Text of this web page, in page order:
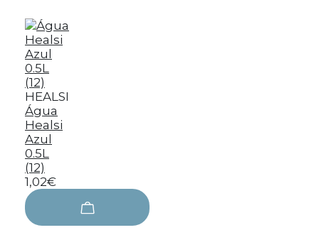
HEALSI
Água
Healsi
Azul
0.5L
(12)
1,02€